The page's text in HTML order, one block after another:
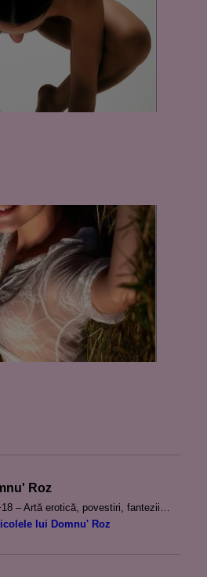
Roz
– Artă erotică, povestiri, fantezii…
lui Domnu' Roz